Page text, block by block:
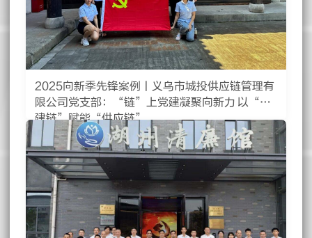
2025向新季先锋案例丨义乌市城投供应链管理有
限公司党支部：“链”上党建凝聚向新力 以“党
建链”赋能“供应链”